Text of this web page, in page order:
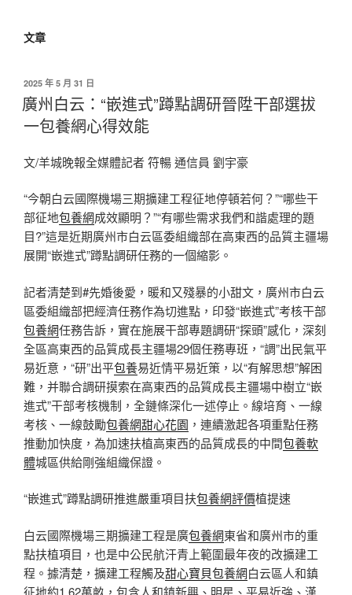
文章
發
佈
於
2025 年 5 月 31 日
廣州白云：“嵌進式”蹲點調研晉陞干部選拔
一包養網心得效能
文/羊城晚報全媒體記者 符暢 通信員 劉宇豪
“今朝白云國際機場三期擴建工程征地停頓若何？”“哪些干
部征地包養網成效顯明？”“有哪些需求我們和諧處理的題
目?”這是近期廣州市白云區委組織部在高東西的品質主疆場
展開“嵌進式”蹲點調研任務的一個縮影。
記者清楚到#先婚後愛，暖和又殘暴的小甜文，廣州市白云
區委組織部把經濟任務作為切進點，印發“嵌進式”考核干部
包養網任務告訴，實在施展干部專題調研“探頭”感化，深刻
全區高東西的品質成長主疆場29個任務專班，“調”出民氣平
易近意，“研”出平包養易近情平易近策，以“有解思想”解困
難，并聯合調研摸索在高東西的品質成長主疆場中樹立“嵌
進式”干部考核機制，全鏈條深化一述停止。線培育、一線
考核、一線鼓勵包養網甜心花園 ，連續激起各項重點任務
推動加快度，為加速扶植高東西的品質成長的中間包養軟
體城區供給剛強組織保證。
“嵌進式”蹲點調研推進嚴重項目扶包養網評價植提速
白云國際機場三期擴建工程是廣包養網東省和廣州市的重
點扶植項目，也是中公民航汗青上範圍最年夜的改擴建工
程。據清楚，擴建工程觸及甜心寶貝包養網白云區人和鎮
征地約1.62萬畝，包含人和鎮新興、明星、平易近強、漢